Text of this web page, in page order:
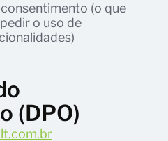
(o que
o uso de
(DPO)